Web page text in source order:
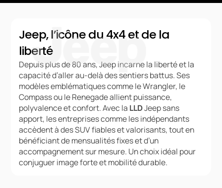
Jeep, l’icône du 4x4 et de la
liberté
Depuis plus de 80 ans, Jeep incarne la liberté et la
capacité d’aller au-delà des sentiers battus. Ses
modèles emblématiques comme le Wrangler, le
Compass ou le Renegade allient puissance,
polyvalence et confort. Avec la LLDJeep sans
apport, les entreprises comme les indépendants
accèdent à des SUV fiables et valorisants, tout en
bénéficiant de mensualités fixes et d’un
accompagnement sur mesure. Un choix idéal pour
conjuguer image forte et mobilité durable.